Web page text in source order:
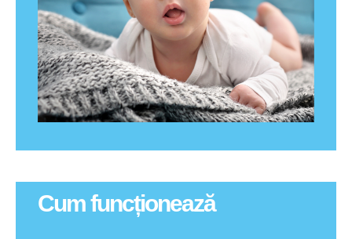
Cum funcționează